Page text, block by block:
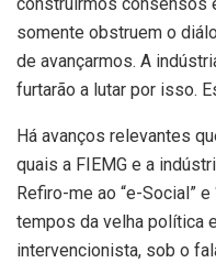
construirmos consensos
somente obstruem o
de avançarmos. A
furtarão a lutar por isso.
Há avanços relevantes
quais a FIEMG e a
Refiro-me ao “e-Social”
tempos da velha política
intervencionista, sob o